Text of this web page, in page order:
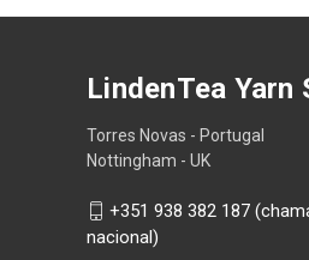
LindenTea Yarn
Torres Novas - Portugal
Nottingham - UK
+351 938 382 187
nacional)